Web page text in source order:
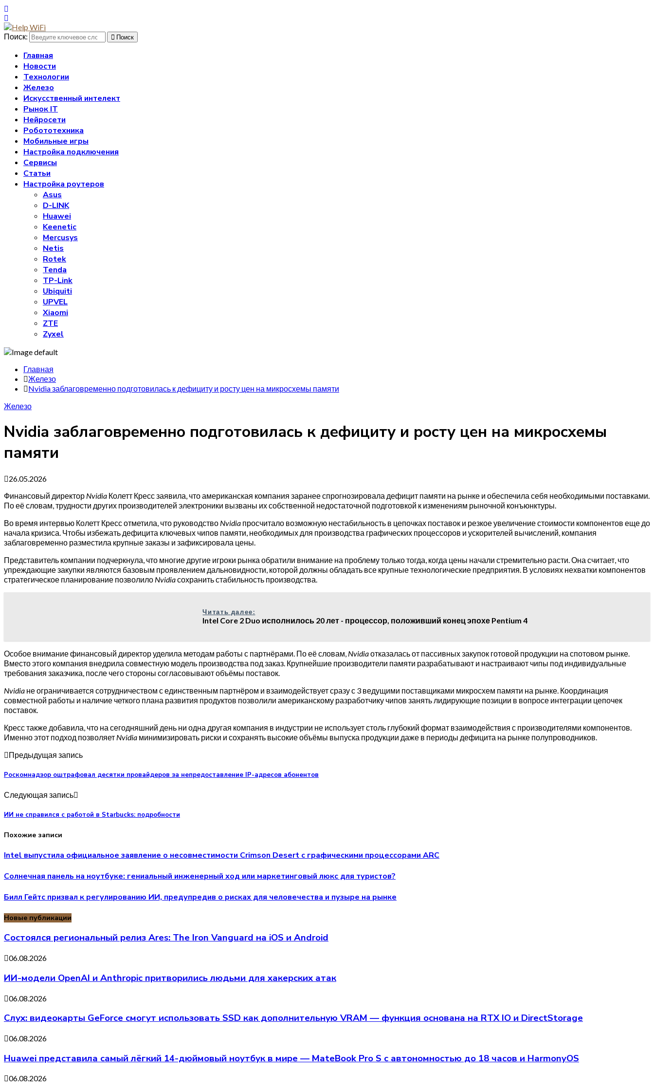
Поиск: Поиск
Главная
Новости
Технологии
Железо
Искусственный интелект
Рынок IT
Нейросети
Робототехника
Мобильные игры
Настройка подключения
Сервисы
Статьи
Настройка роутеров
Asus
D-LINK
Huawei
Keenetic
Mercusys
Netis
Rotek
Tenda
TP-Link
Ubiquiti
UPVEL
Xiaomi
ZTE
Zyxel
Главная
Железо
Nvidia заблаговременно подготовилась к дефициту и росту цен на микросхемы памяти
Железо
Nvidia заблаговременно подготовилась к дефициту и росту цен на микросхемы
памяти
26.05.2026
Финансовый директор Nvidia Колетт Кресс заявила, что американская компания заранее спрогнозировала дефицит памяти на рынке и обеспечила себя необходимыми поставками.
По её словам, трудности других производителей электроники вызваны их собственной недостаточной подготовкой к изменениям рыночной конъюнктуры.
Во время интервью Колетт Кресс отметила, что руководство Nvidia просчитало возможную нестабильность в цепочках поставок и резкое увеличение стоимости компонентов еще до
начала кризиса. Чтобы избежать дефицита ключевых чипов памяти, необходимых для производства графических процессоров и ускорителей вычислений, компания
заблаговременно разместила крупные заказы и зафиксировала цены.
Представитель компании подчеркнула, что многие другие игроки рынка обратили внимание на проблему только тогда, когда цены начали стремительно расти. Она считает, что
упреждающие закупки являются базовым проявлением дальновидности, которой должны обладать все крупные технологические предприятия. В условиях нехватки компонентов
стратегическое планирование позволило Nvidiaсохранить стабильность производства.
Читать далее:
Intel Core 2 Duo исполнилось 20 лет - процессор, положивший конец эпохе Pentium 4
Особое внимание финансовый директор уделила методам работы с партнёрами. По её словам, Nvidiaотказалась от пассивных закупок готовой продукции на спотовом рынке.
Вместо этого компания внедрила совместную модель производства под заказ. Крупнейшие производители памяти разрабатывают и настраивают чипы под индивидуальные
требования заказчика, после чего стороны согласовывают объёмы поставок.
Nvidia не ограничивается сотрудничеством с единственным партнёром и взаимодействует сразу с 3 ведущими поставщиками микросхем памяти на рынке. Координация
совместной работы и наличие четкого плана развития продуктов позволили американскому разработчику чипов занять лидирующие позиции в вопросе интеграции цепочек
поставок.
Кресс также добавила, что на сегодняшний день ни одна другая компания в индустрии не использует столь глубокий формат взаимодействия с производителями компонентов.
Именно этот подход позволяет Nvidia минимизировать риски и сохранять высокие объёмы выпуска продукции даже в периоды дефицита на рынке полупроводников.
Предыдущая запись
Роскомнадзор оштрафовал десятки провайдеров за непредоставление IP-адресов абонентов
Следующая запись
ИИ не справился с работой в Starbucks: подробности
Похожие записи
Intel выпустила официальное заявление о несовместимости Crimson Desert с графическими процессорами ARC
Солнечная панель на ноутбуке: гениальный инженерный ход или маркетинговый люкс для туристов?
Билл Гейтс призвал к регулированию ИИ, предупредив о рисках для человечества и пузыре на рынке
Новые публикации
Состоялся региональный релиз Ares: The Iron Vanguard на iOS и Android
06.08.2026
ИИ-модели OpenAI и Anthropic притворились людьми для хакерских атак
06.08.2026
Слух: видеокарты GeForce смогут использовать SSD как дополнительную VRAM — функция основана на RTX IO и DirectStorage
06.08.2026
Huawei представила самый лёгкий 14-дюймовый ноутбук в мире — MateBook Pro S с автономностью до 18 часов и HarmonyOS
06.08.2026